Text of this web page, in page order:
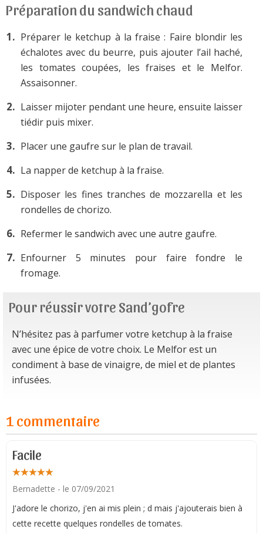
Préparation du sandwich chaud
Préparer le ketchup à la fraise : Faire blondir les
échalotes avec du beurre, puis ajouter l’ail haché,
les tomates coupées, les fraises et le Melfor.
Assaisonner.
Laisser mijoter pendant une heure, ensuite laisser
tiédir puis mixer.
Placer une gaufre sur le plan de travail.
La napper de ketchup à la fraise.
Disposer les fines tranches de mozzarella et les
rondelles de chorizo.
Refermer le sandwich avec une autre gaufre.
Enfourner 5 minutes pour faire fondre le
fromage.
Pour réussir votre Sand’gofre
N’hésitez pas à parfumer votre ketchup à la fraise
avec une épice de votre choix. Le Melfor est un
condiment à base de vinaigre, de miel et de plantes
infusées.
1 commentaire
Facile
Bernadette - le 07/09/2021
J'adore le chorizo, j'en ai mis plein ; d mais j'ajouterais bien à
cette recette quelques rondelles de tomates.